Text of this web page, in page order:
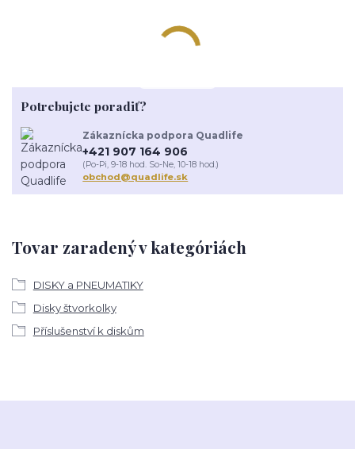
Tovar zaradený v kategóriách
DISKY a PNEUMATIKY
Disky štvorkolky
Příslušenství k diskům
Potrebujete poradiť?
Zákaznícka podpora Quadlife
+421 907 164 906
(Po-Pi, 9-18 hod. So-Ne, 10-18 hod.)
obchod@quadlife.sk